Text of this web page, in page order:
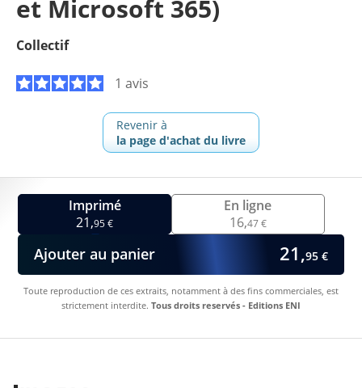
et Microsoft 365)
Collectif
1 avis
Revenir à
la page d'achat du livre
Imprimé
21,95 €
En ligne
16,47 €
Ajouter au panier 21,95 €
Toute reproduction de ces extraits, notamment à des fins commerciales, est
strictement interdite. Tous droits reservés - Editions ENI